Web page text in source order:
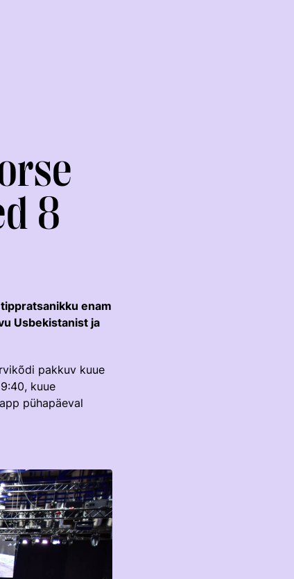
RAKENDISPORT
8
enam
Usbekistanist ja
pakkuv kuue
kuue
pühapäeval